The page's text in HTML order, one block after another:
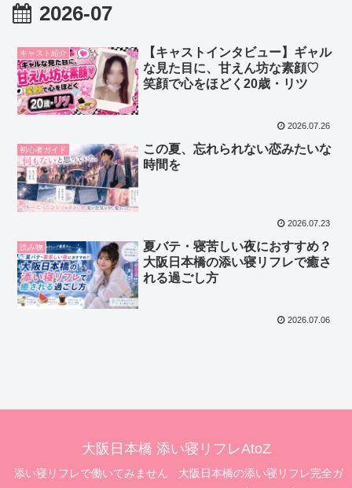
2026-07
キャスト紹介
【キャストインタビュー】ギャル
な見た目に、甘えん坊な素顔♡
笑顔で心をほどく20歳・リツ
2026.07.26
初心者ガイド
この夏、忘れられない恋みたいな
時間を
2026.07.23
読み物
夏バテ・寝苦しい夜におすすめ？
大阪日本橋の添い寝リフレで癒さ
れる過ごし方
2026.07.06
大阪日本橋 添い寝リフレAtoZ
添い寝リフレで働いてみません
大阪日本橋の添い寝リフレ完全ガ